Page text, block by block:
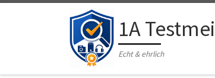
Zum Inhalt springen 1A
Echt & ehrlich